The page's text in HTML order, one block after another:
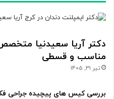
دکتر آریا سعیدنیا
مناسب و قسطی
تیر 31, 1405
بررسی کیس های پیچیده جراحی